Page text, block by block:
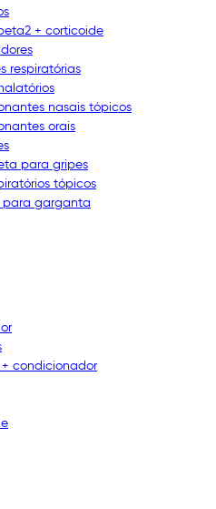
+ corticoide
respiratórias
nasais tópicos
orais
para gripes
tópicos
para garganta
+ condicionador